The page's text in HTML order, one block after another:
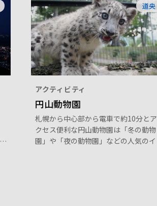
道央
アクティビティ
円山動物園
札幌から中心部から電車で約10分とア
クセス便利な円山動物園は「冬の動物
園」や「夜の動物園」などの人気のイ